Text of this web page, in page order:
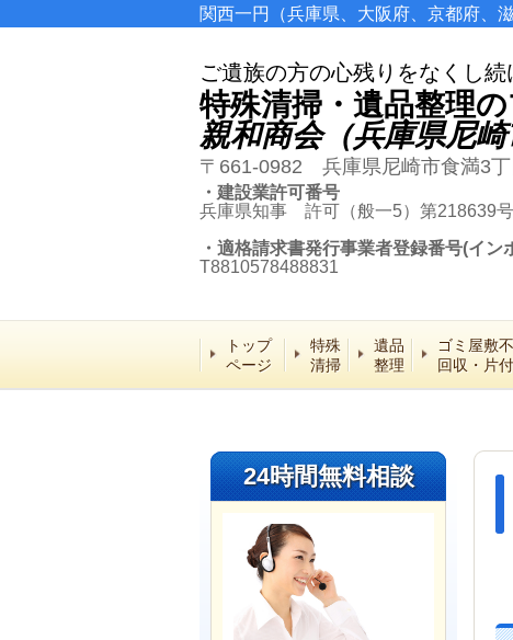
関西一円（兵庫県、大阪府、京都府、
ご遺族の方の心残りをなくし続
特殊清掃・遺品整理の
親和商会（兵庫県尼崎
〒661-0982 兵庫県尼崎市食満3丁
・建設業許可番号
兵庫県知事 許可（般一5）第218639号
・適格請求書発行事業者登録番号(イン
T8810578488831
トップ
ページ
特殊
清掃
遺品
整理
ゴミ屋敷
回収・片付
24時間無料相談